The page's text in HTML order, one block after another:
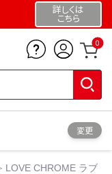
詳しくは
こちら
0
変更
LOVE CHROME ラブ